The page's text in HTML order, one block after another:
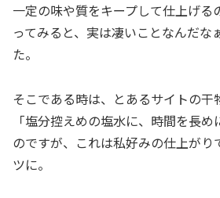
一定の味や質をキープして仕上げる
ってみると、実は凄いことなんだな
た。
そこである時は、とあるサイトの干
「塩分控えめの塩水に、時間を長
のですが、これは私好みの仕上がり
ツに。